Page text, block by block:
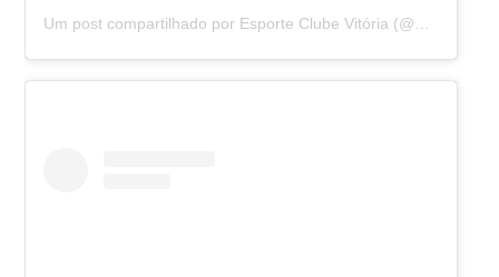
Um post compartilhado por Esporte Clube Vitória (@ecvitoria)